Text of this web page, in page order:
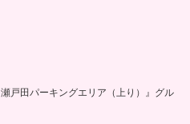
戸田パーキングエリア（上り）』グル